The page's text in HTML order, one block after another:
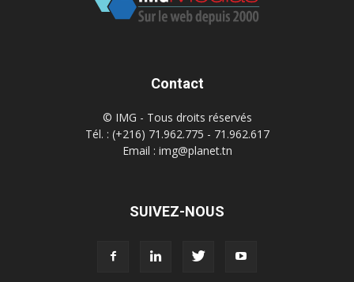
Contact
© IMG - Tous droits réservés
Tél. : (+216) 71.962.775 - 71.962.617
Email : img@planet.tn
SUIVEZ-NOUS